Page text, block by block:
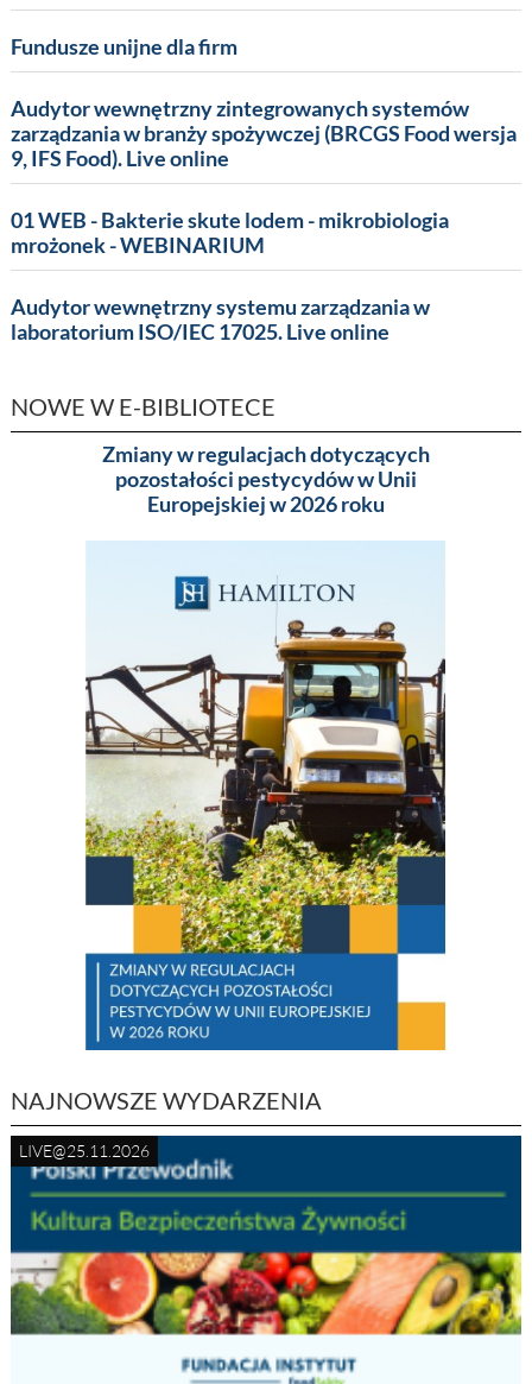
Fundusze unijne dla firm
Audytor wewnętrzny zintegrowanych systemów
zarządzania w branży spożywczej (BRCGS Food wersja
9, IFS Food). Live online
01 WEB - Bakterie skute lodem - mikrobiologia
mrożonek - WEBINARIUM
Audytor wewnętrzny systemu zarządzania w
laboratorium ISO/IEC 17025. Live online
NOWE W E-BIBLIOTECE
Zmiany w regulacjach dotyczących
pozostałości pestycydów w Unii
Europejskiej w 2026 roku
NAJNOWSZE WYDARZENIA
LIVE@25.11.2026